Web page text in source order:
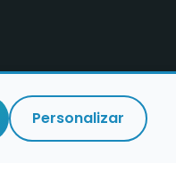
Personalizar